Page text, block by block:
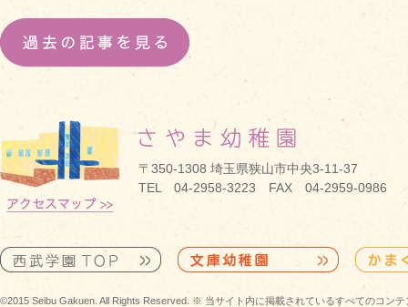
〒350-1308 埼玉県狭山市中央3-11-37
TEL 04-2958-3223 FAX 04-2959-0986
©2015 Seibu Gakuen. All Rights Reserved. ※ 当サイト内に掲載されているすべてのコン